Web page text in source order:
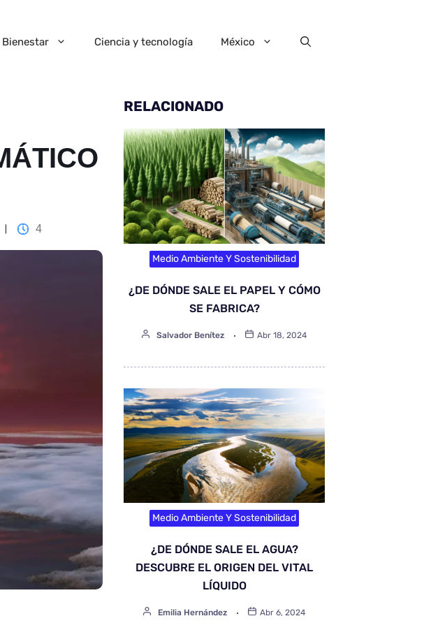
Bienestar Ciencia y tecnología México
4
RELACIONADO
Medio Ambiente Y Sostenibilidad
¿DE DÓNDE SALE EL PAPEL Y CÓMO
SE FABRICA?
Salvador Benítez Abr 18, 2024
Medio Ambiente Y Sostenibilidad
¿DE DÓNDE SALE EL AGUA?
DESCUBRE EL ORIGEN DEL VITAL
LÍQUIDO
Emilia Hernández Abr 6, 2024